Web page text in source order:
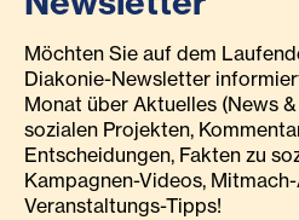
Möchten Sie auf dem
Diakonie-Newsletter
Monat über Aktuelles (News
sozialen Projekten,
Entscheidungen, Fakten zu
Kampagnen-Videos,
Veranstaltungs-Tipps!